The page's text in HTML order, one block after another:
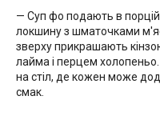
— Суп фо подають в
локшину з шматочками
зверху прикрашають
лайма і перцем холопеньо.
на стіл, де кожен може
смак.